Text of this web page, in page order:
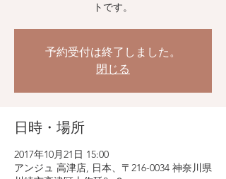
トです。
予約受付は終了しました。
閉じる
日時・場所
2017年10月21日 15:00
アンジュ 高津店, 日本、〒216-0034 神奈川県